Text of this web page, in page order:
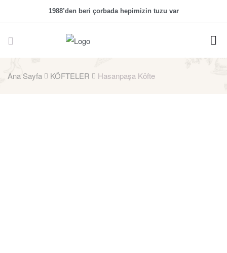
1988’den beri çorbada hepimizin tuzu var
Ana Sayfa KÖFTELER Hasanpaşa Köfte